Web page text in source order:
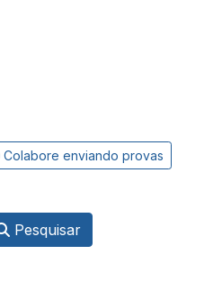
Colabore enviando provas
Pesquisar